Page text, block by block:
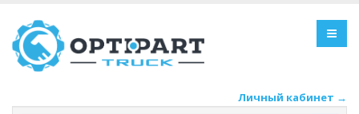
Личный кабинет →